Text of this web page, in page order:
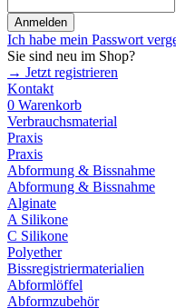
Anmelden
Ich habe mein Passwort
Sie sind neu im Shop?
→ Jetzt registrieren
Kontakt
0 Warenkorb
Verbrauchsmaterial
Praxis
Praxis
Abformung & Bissnahme
Abformung & Bissnahme
Alginate
A Silikone
C Silikone
Polyether
Bissregistriermaterialien
Abformlöffel
Abformzubehör